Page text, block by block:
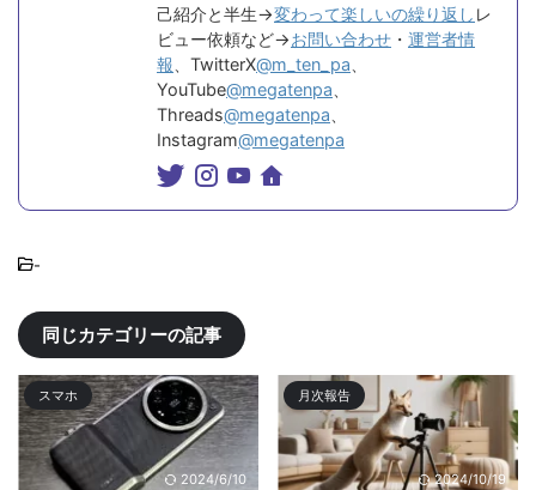
己紹介と半生→変わって楽しいの繰り返し レ
ビュー依頼など→お問い合わせ ・ 運営者情
報 、TwitterX@m_ten_pa
YouTube@megatenpa
Threads@megatenpa
Instagram@megatenpa
-
同じカテゴリーの記事
スマホ
2024/6/10
月次報告
2024/10/19